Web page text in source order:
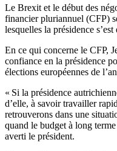
Le Brexit et le début des
financier pluriannuel (CFP)
lesquelles la présidence
En ce qui concerne le CFP,
confiance en la présidence
élections européennes de
« Si la présidence
d’elle, à savoir travailler
retrouverons dans une
quand le budget à long
averti le président.